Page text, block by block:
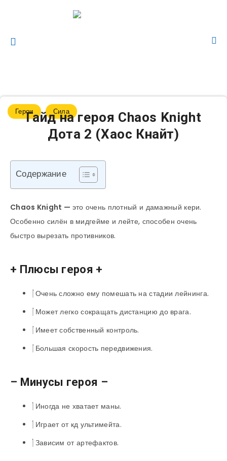
Герои Сила
Гайд на героя Chaos Knight
Дота 2 (Хаос Кнайт)
Содержание
Chaos Knight — это очень плотный и дамажный кери.
Особенно силён в мидгейме и лейте, способен очень
быстро вырезать противников.
+ Плюсы героя +
Очень сложно ему помешать на стадии лейнинга.
Может легко сокращать дистанцию до врага.
Имеет собственный контроль.
Большая скорость передвижения.
– Минусы героя –
Иногда не хватает маны.
Играет от кд ультимейта.
Зависим от артефактов.